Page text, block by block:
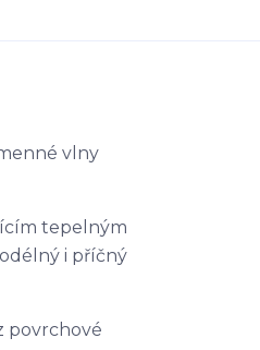
vlny
tepelným
i příčný
povrchové